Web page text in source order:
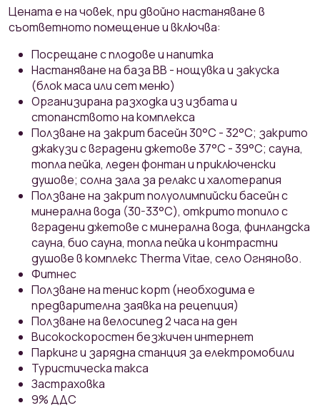
Ценaтa e на човек, при двойно настаняване в
съответното помещение и включва:
Посрещане с плодове и напитка
Настаняване на база ВВ - нощувка и закуска
(блок маса или сет меню)
Организирана разходка из избата и
стопанството на комплекса
Ползване на закрит басейн 30°С - 32°С; закрито
джакузи с вградени джетове 37°С - 39°С; сауна,
топла пейка, леден фонтан и приключенски
душове; солна зала за релакс и халотерапия
Ползване на закрит полуолимпийски басейн с
минерална вода (30-33°С), открито топило с
вградени джетове с минерална вода, финландска
сауна, био сауна, топла пейка и контрастни
душове в комплекс Therma Vitae, село Огняново.
Фитнес
Ползване на тенис корт (необходима е
предварителна заявка на рецепция)
Ползване на велосипед 2 часа на ден
Високоскоростен безжичен интернет
Паркинг и зарядна станция за електромобили
Туристическа такса
Застраховка
9% ДДС